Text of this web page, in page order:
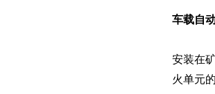
车载自
安装在
火单元